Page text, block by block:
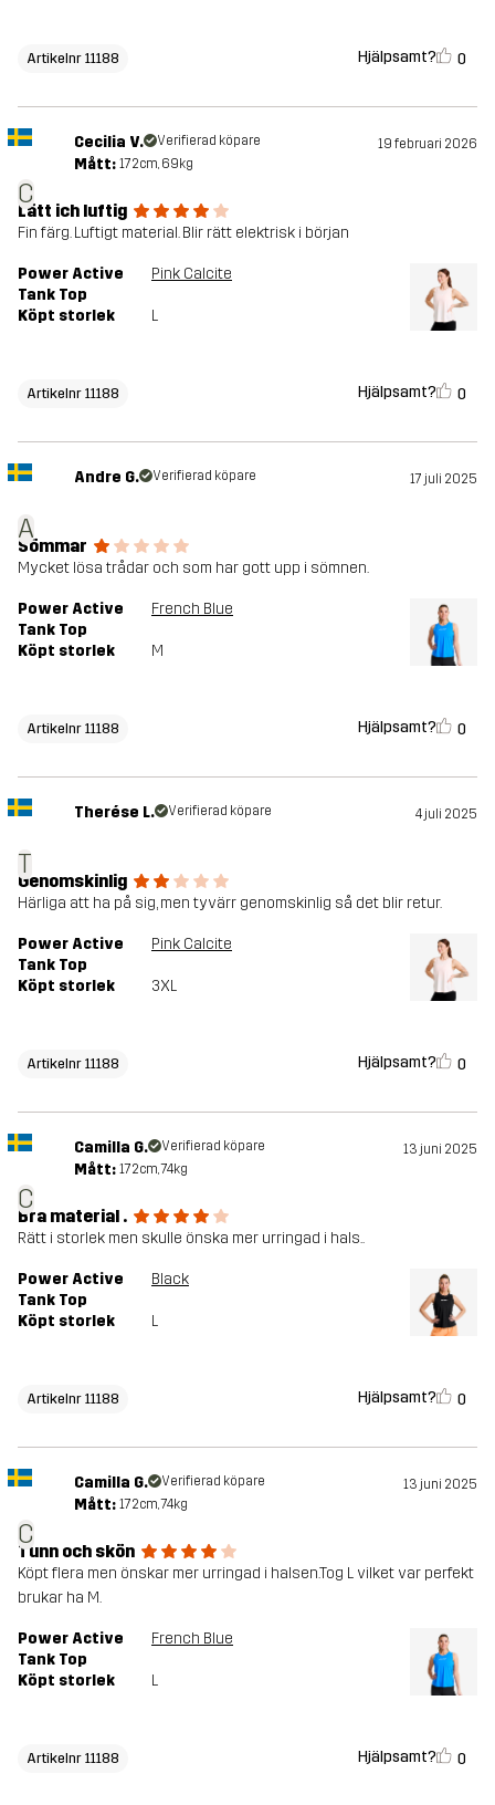
Artikelnr 11188 Hjälpsamt? 0
C
Cecilia V. Verifierad köpare 19 februari 2026
Mått: 172cm, 69kg
Lätt ich luftig
Fin färg. Luftigt material. Blir rätt elektrisk i början
Power Active
Tank Top
Pink Calcite
Köpt storlek L
Artikelnr 11188 Hjälpsamt? 0
A
Andre G. Verifierad köpare 17 juli 2025
Sömmar
Mycket lösa trådar och som har gott upp i sömnen.
Power Active
Tank Top
French Blue
Köpt storlek M
Artikelnr 11188 Hjälpsamt? 0
T
Therése L. Verifierad köpare 4 juli 2025
Genomskinlig
Härliga att ha på sig, men tyvärr genomskinlig så det blir retur.
Power Active
Tank Top
Pink Calcite
Köpt storlek 3XL
Artikelnr 11188 Hjälpsamt? 0
C
Camilla G. Verifierad köpare 13 juni 2025
Mått: 172cm, 74kg
Bra material .
Rätt i storlek men skulle önska mer urringad i hals..
Power Active
Tank Top
Black
Köpt storlek L
Artikelnr 11188 Hjälpsamt? 0
C
Camilla G. Verifierad köpare 13 juni 2025
Mått: 172cm, 74kg
Tunn och skön
Köpt flera men önskar mer urringad i halsen.Tog L vilket var perfekt
brukar ha M.
Power Active
Tank Top
French Blue
Köpt storlek L
Artikelnr 11188 Hjälpsamt? 0